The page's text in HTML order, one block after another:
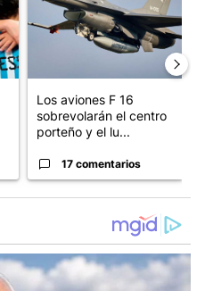
Los aviones F 16
sobrevolarán el centro
porteño y el lu...
17 comentarios